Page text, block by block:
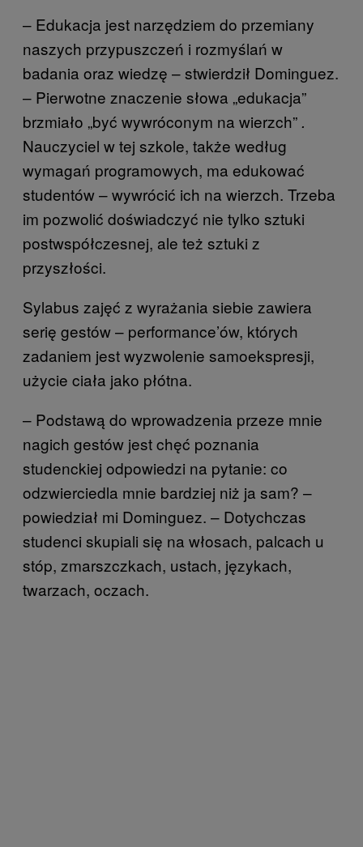
– Edukacja jest narzędziem do przemiany
naszych przypuszczeń i rozmyślań w
badania oraz wiedzę – stwierdził Dominguez.
– Pierwotne znaczenie słowa „edukacja”
brzmiało „być wywróconym na wierzch” .
Nauczyciel w tej szkole, także według
wymagań programowych, ma edukować
studentów – wywrócić ich na wierzch. Trzeba
im pozwolić doświadczyć nie tylko sztuki
postwspółczesnej, ale też sztuki z
przyszłości.
Sylabus zajęć z wyrażania siebie zawiera
serię gestów – performance’ów, których
zadaniem jest wyzwolenie samoekspresji,
użycie ciała jako płótna.
– Podstawą do wprowadzenia przeze mnie
nagich gestów jest chęć poznania
studenckiej odpowiedzi na pytanie: co
odzwierciedla mnie bardziej niż ja sam? –
powiedział mi Dominguez. – Dotychczas
studenci skupiali się na włosach, palcach u
stóp, zmarszczkach, ustach, językach,
twarzach, oczach.